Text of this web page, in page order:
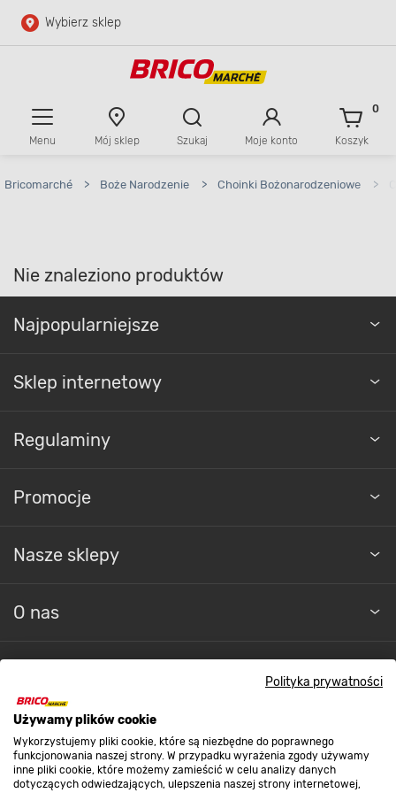
Polityka prywatności
Używamy plików cookie
Wykorzystujemy pliki cookie, które są niezbędne do poprawnego
funkcjonowania naszej strony. W przypadku wyrażenia zgody używamy
inne pliki cookie, które możemy zamieścić w celu analizy danych
dotyczących odwiedzających, ulepszenia naszej strony internetowej,
Przejdź do głównej zawartości
Wybierz sklep
Menu Mój sklep Szukaj Moje konto Koszyk
0
Bricomarché > Boże Narodzenie > Choinki Bożonarodzeniowe >
Nie znaleziono produktów
Najpopularniejsze
Sklep internetowy
Regulaminy
Promocje
Nasze sklepy
O nas
Strefa biznesu